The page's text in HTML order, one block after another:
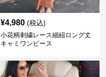
¥4,980 (税込)
小花柄刺繍レース細紐ロング丈
キャミワンピース